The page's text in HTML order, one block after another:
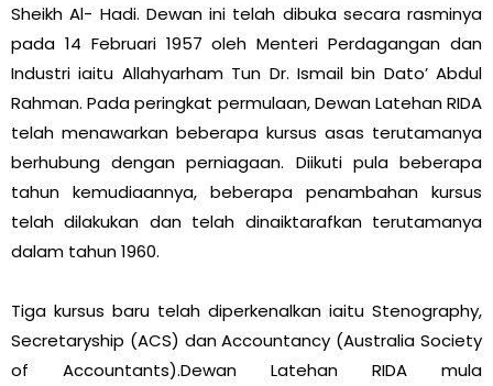
Sheikh Al- Hadi. Dewan ini telah dibuka secara rasminya
pada 14 Februari 1957 oleh Menteri Perdagangan dan
Industri iaitu Allahyarham Tun Dr. Ismail bin Dato’ Abdul
Rahman. Pada peringkat permulaan, Dewan Latehan RIDA
telah menawarkan beberapa kursus asas terutamanya
berhubung dengan perniagaan. Diikuti pula beberapa
tahun kemudiaannya, beberapa penambahan kursus
telah dilakukan dan telah dinaiktarafkan terutamanya
dalam tahun 1960.
Tiga kursus baru telah diperkenalkan iaitu Stenography,
Secretaryship (ACS) dan Accountancy (Australia Society
of Accountants).Dewan Latehan RIDA mula